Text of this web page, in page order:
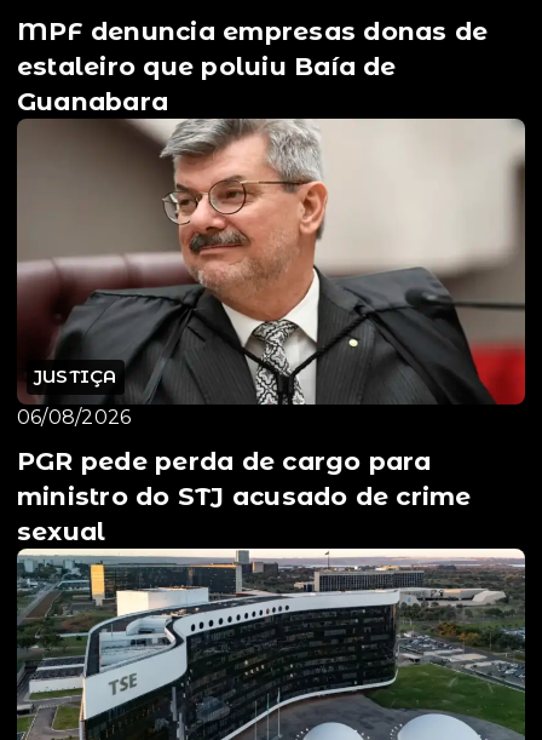
MPF denuncia empresas donas de
estaleiro que poluiu Baía de
Guanabara
JUSTIÇA
06/08/2026
PGR pede perda de cargo para
ministro do STJ acusado de crime
sexual